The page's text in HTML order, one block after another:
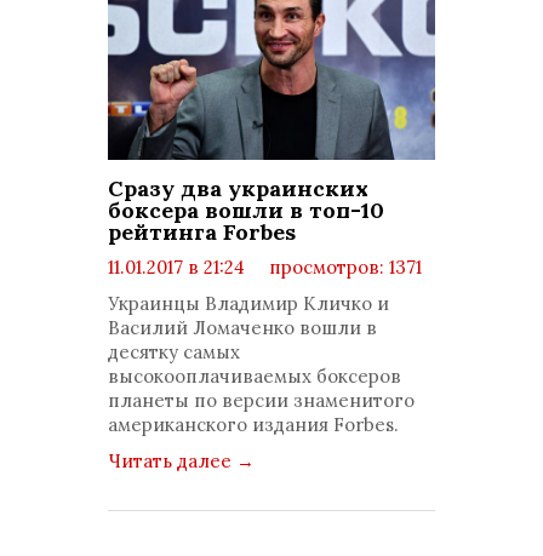
Сразу два украинских
боксера вошли в топ-10
рейтинга Forbes
11.01.2017 в 21:24
просмотров: 1371
комментариев: 0
Украинцы Владимир Кличко и
Василий Ломаченко вошли в
десятку самых
высокооплачиваемых боксеров
планеты по версии знаменитого
американского издания Forbes.
Читать далее →